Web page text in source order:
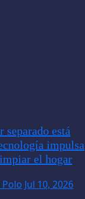
separado está
impulsa
el hogar
Polo Jul 10, 2026